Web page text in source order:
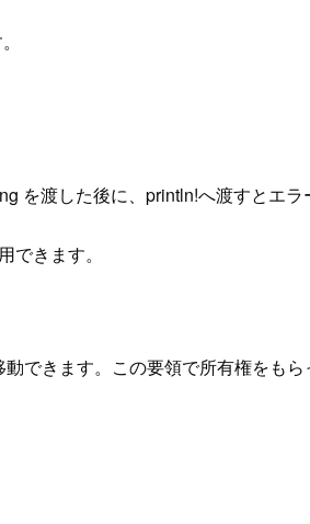
を渡した後に、println!へ渡すとエラ
きます。
できます。この要領で所有権をも